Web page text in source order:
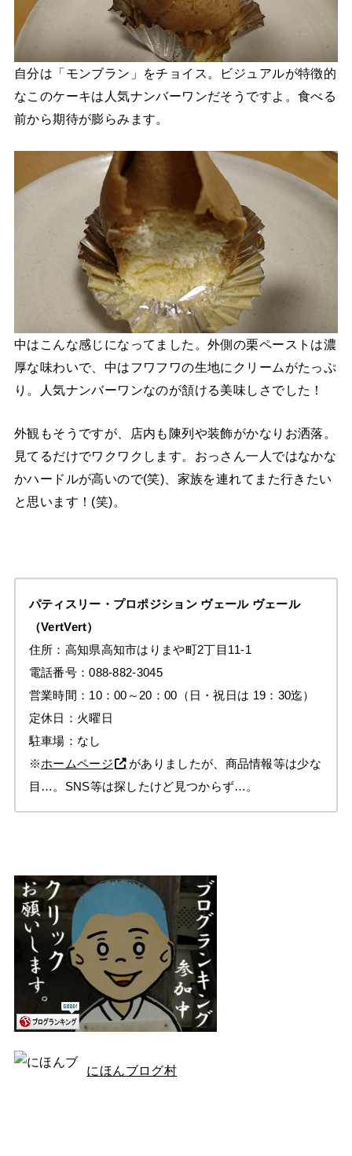
自分は「モンブラン」をチョイス。ビジュアルが特徴的
なこのケーキは人気ナンバーワンだそうですよ。食べる
前から期待が膨らみます。
中はこんな感じになってました。外側の栗ペーストは濃
厚な味わいで、中はフワフワの生地にクリームがたっぷ
り。人気ナンバーワンなのが頷ける美味しさでした！
外観もそうですが、店内も陳列や装飾がかなりお洒落。
見てるだけでワクワクします。おっさん一人ではなかな
かハードルが高いので(笑)、家族を連れてまた行きたい
と思います！(笑)。
パティスリー・プロポジション ヴェール ヴェール
（VertVert）
住所：高知県高知市はりまや町2丁目11-1
電話番号：088-882-3045
営業時間：10：00～20：00（日・祝日は 19：30迄）
定休日：火曜日
駐車場：なし
※ホームページ
がありましたが、商品情報等は少な
目…。SNS等は探したけど見つからず…。
にほんブログ村